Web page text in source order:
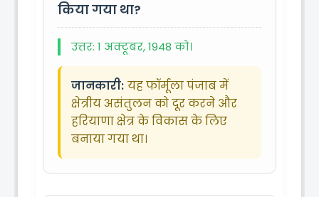
किया गया था?
उत्तर: 1 अक्टूबर, 1948 को।
जानकारी: यह फॉर्मूला पंजाब में
क्षेत्रीय असंतुलन को दूर करने और
हरियाणा क्षेत्र के विकास के लिए
बनाया गया था।